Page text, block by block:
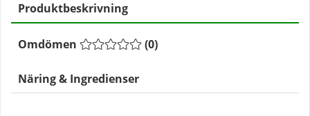
Produktbeskrivning
Omdömen (0)
Näring & Ingredienser